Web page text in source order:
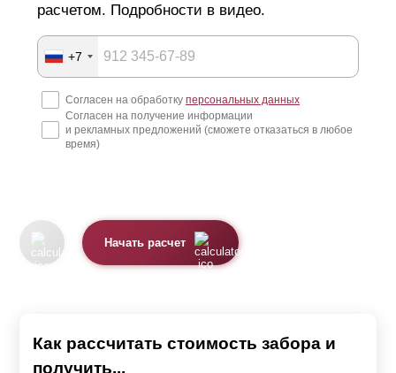
расчетом. Подробности в видео.
+7
Согласен на обработку персональных данных
Согласен на получение информации
и рекламных предложений (сможете отказаться в любое
время)
Начать расчет
Как рассчитать стоимость забора и
получить...